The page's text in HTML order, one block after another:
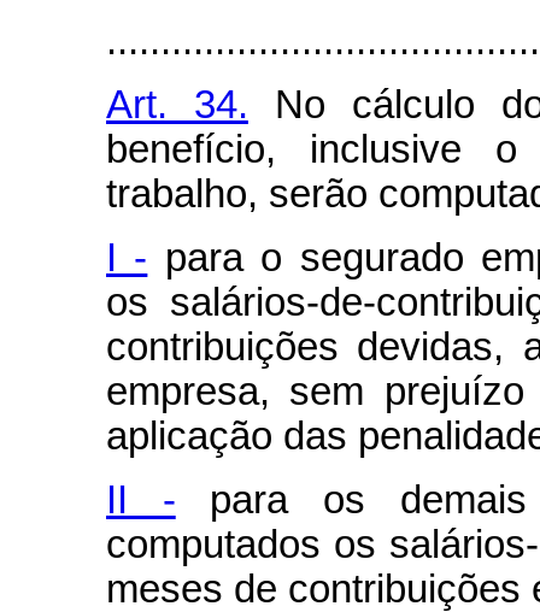
Art. 34. No cálculo
benefício, inclusive
trabalho, serão
I - para o segurado
os salários-de-
contribuições devidas,
empresa, sem
aplicação das
II - para os demais
computados os
meses de contribuições